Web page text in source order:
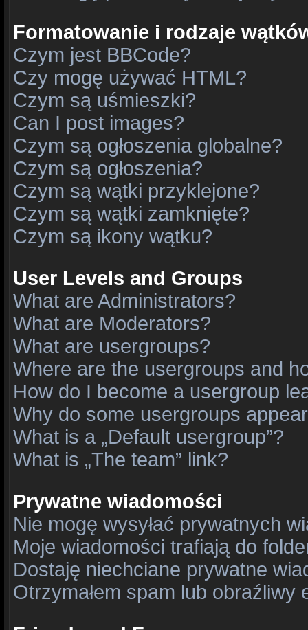
Formatowanie i rodzaje
Czym jest BBCode?
Czy mogę używać HTML?
Czym są uśmieszki?
Can I post images?
Czym są ogłoszenia globalne?
Czym są ogłoszenia?
Czym są wątki przyklejone?
Czym są wątki zamknięte?
Czym są ikony wątku?
User Levels and Groups
What are Administrators?
What are Moderators?
What are usergroups?
Where are the usergroups and
How do I become a usergroup
Why do some usergroups
What is a „Default usergroup”?
What is „The team” link?
Prywatne wiadomości
Nie mogę wysyłać prywatnych
Moje wiadomości trafiają do
Dostaję niechciane prywatne
Otrzymałem spam lub